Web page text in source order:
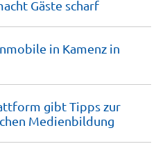
Gäste scharf
in Kamenz in
gibt Tipps zur
Medienbildung